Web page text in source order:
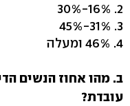
2. 16%-30%
3. 31%-45%
4. 46% ומעלה
ב. מהו אחוז הנשים
עובדת?